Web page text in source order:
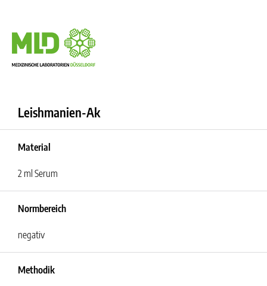
Leishmanien-Ak
Material
2 ml Serum
Normbereich
negativ
Methodik